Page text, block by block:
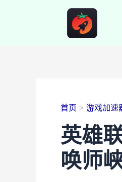
首页 游戏加速
英雄
唤师